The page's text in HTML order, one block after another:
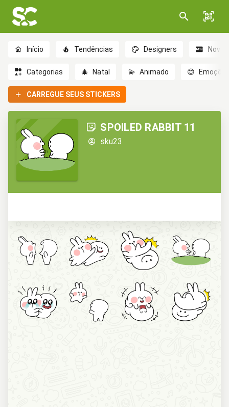
Início Tendências Designers Novo
Categorias 🎄 Natal 💫 Animado 😊
CARREGUE SEUS STICKERS
SPOILED RABBIT 11
sku23